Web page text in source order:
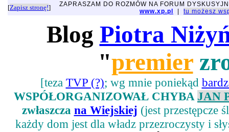
[Zapisz stronę!]
ZAPRASZAM DO ROZMÓW NA FORUM
www.xp.pl
tu możesz
Blog Piotra
"premier
[teza TVP (?); wg mnie poniekąd
WSPÓŁORGANIZOWAŁ CHYBA JAN
zwłaszcza na Wiejskiej (jest przestępcze
każdy dom jest dla władz przezroczysty i